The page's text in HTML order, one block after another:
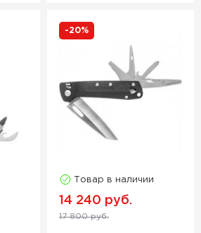
-20%
Товар в наличии
14 240 руб.
17 800 руб.